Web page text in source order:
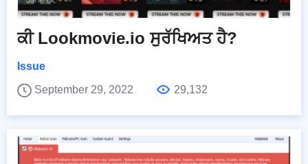
ਕੀ Lookmovie.io ਸੁਰੱਖਿਅਤ ਹੈ?
Issue
September 29, 2022
29,132